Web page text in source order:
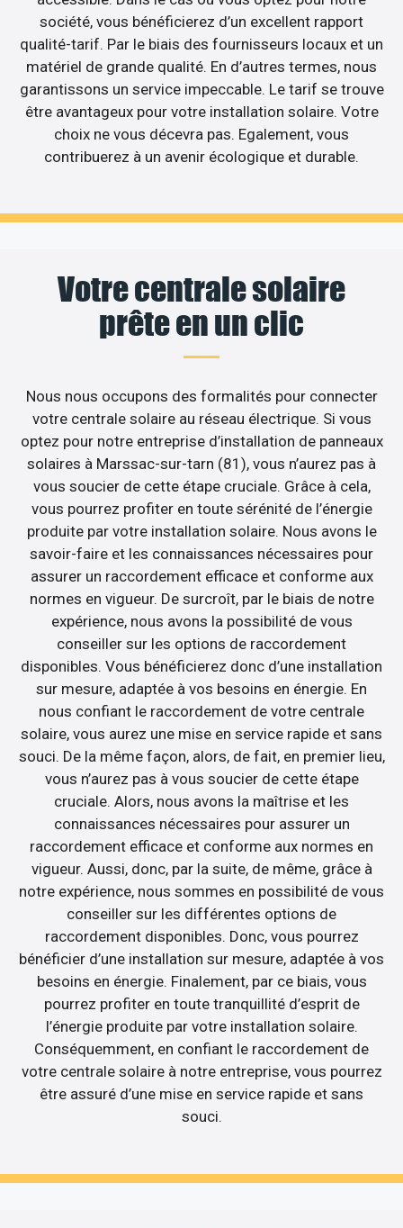
société, vous bénéficierez d’un excellent rapport
qualité-tarif. Par le biais des fournisseurs locaux et un
matériel de grande qualité. En d’autres termes, nous
garantissons un service impeccable. Le tarif se trouve
être avantageux pour votre installation solaire. Votre
choix ne vous décevra pas. Egalement, vous
contribuerez à un avenir écologique et durable.
Votre centrale solaire
prête en un clic
Nous nous occupons des formalités pour connecter
votre centrale solaire au réseau électrique. Si vous
optez pour notre entreprise d’installation de panneaux
solaires à Marssac-sur-tarn (81), vous n’aurez pas à
vous soucier de cette étape cruciale. Grâce à cela,
vous pourrez profiter en toute sérénité de l’énergie
produite par votre installation solaire. Nous avons le
savoir-faire et les connaissances nécessaires pour
assurer un raccordement efficace et conforme aux
normes en vigueur. De surcroît, par le biais de notre
expérience, nous avons la possibilité de vous
conseiller sur les options de raccordement
disponibles. Vous bénéficierez donc d’une installation
sur mesure, adaptée à vos besoins en énergie. En
nous confiant le raccordement de votre centrale
solaire, vous aurez une mise en service rapide et sans
souci. De la même façon, alors, de fait, en premier lieu,
vous n’aurez pas à vous soucier de cette étape
cruciale. Alors, nous avons la maîtrise et les
connaissances nécessaires pour assurer un
raccordement efficace et conforme aux normes en
vigueur. Aussi, donc, par la suite, de même, grâce à
notre expérience, nous sommes en possibilité de vous
conseiller sur les différentes options de
raccordement disponibles. Donc, vous pourrez
bénéficier d’une installation sur mesure, adaptée à vos
besoins en énergie. Finalement, par ce biais, vous
pourrez profiter en toute tranquillité d’esprit de
l’énergie produite par votre installation solaire.
Conséquemment, en confiant le raccordement de
votre centrale solaire à notre entreprise, vous pourrez
être assuré d’une mise en service rapide et sans
souci.